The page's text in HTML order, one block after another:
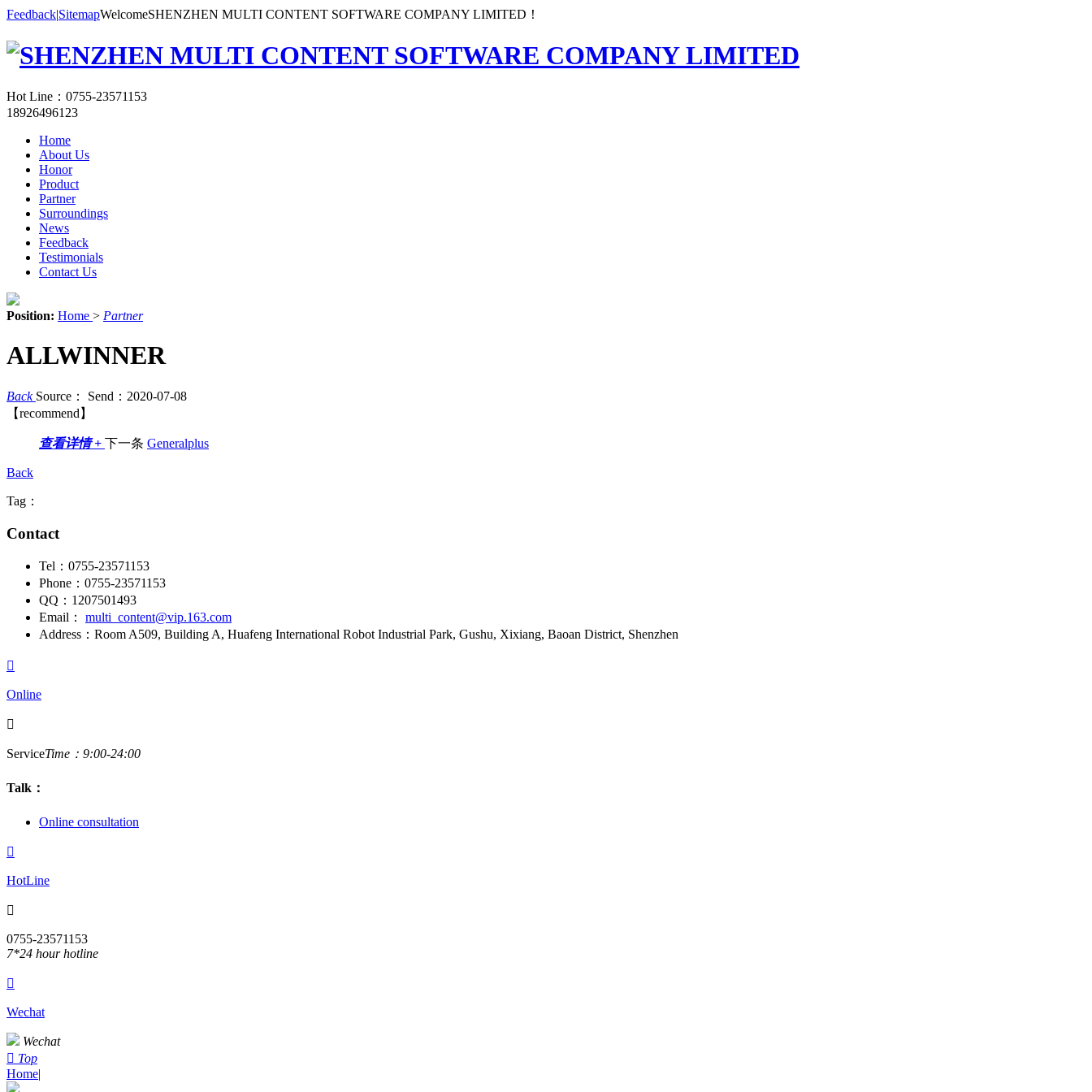
Feedback|SitemapWelcomeSHENZHEN MULTI CONTENT SOFTWARE COMPANY LIMITED！
Hot Line： 0755-23571153
18926496123
Home
About Us
Honor
Product
Partner
Surroundings
News
Feedback
Testimonials
Contact Us
Position: Home > Partner
ALLWINNER
Back Source： Send：2020-07-08
【recommend】
查看详情 + 下一条 Generalplus
Back
Tag：
Contact
Tel： 0755-23571153
Phone： 0755-23571153
QQ： 1207501493
Email：
multi_content@vip.163.com
Address： Room A509, Building A, Huafeng International Robot Industrial Park, Gushu, Xixiang, Baoan District, Shenzhen

Online

ServiceTime：9:00-24:00
Talk：
Online consultation

HotLine

0755-23571153
7*24 hour hotline

Wechat
Wechat
 Top
Home|